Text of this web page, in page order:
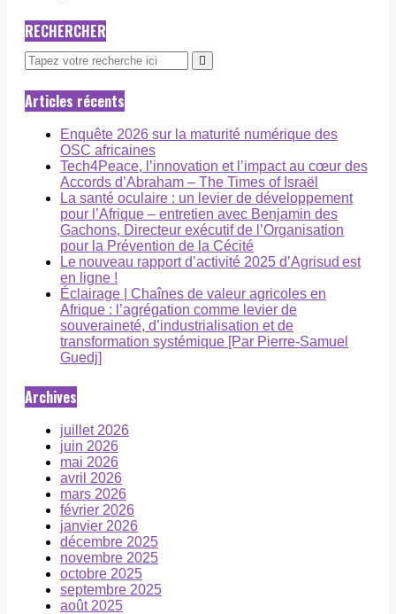
RECHERCHER
Articles récents
Enquête 2026 sur la maturité numérique des
OSC africaines
Tech4Peace, l’innovation et l’impact au cœur des
Accords d’Abraham – The Times of Israël
La santé oculaire : un levier de développement
pour l’Afrique – entretien avec Benjamin des
Gachons, Directeur exécutif de l’Organisation
pour la Prévention de la Cécité
Le nouveau rapport d’activité 2025 d’Agrisud est
en ligne !
Éclairage | Chaînes de valeur agricoles en
Afrique : l’agrégation comme levier de
souveraineté, d’industrialisation et de
transformation systémique [Par Pierre-Samuel
Guedj]
Archives
juillet 2026
juin 2026
mai 2026
avril 2026
mars 2026
février 2026
janvier 2026
décembre 2025
novembre 2025
octobre 2025
septembre 2025
août 2025